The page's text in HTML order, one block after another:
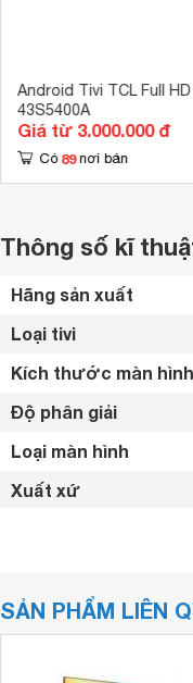
Android Tivi TCL Full
43S5400A
Giá từ 3.000.000 đ
Có 89 nơi bán
Thông số kĩ
Hãng sản xuất
Loại tivi
Kích thước màn hình
Độ phân giải
Loại màn hình
Xuất xứ
Kết nối internet
SẢN PHẨM LIÊN